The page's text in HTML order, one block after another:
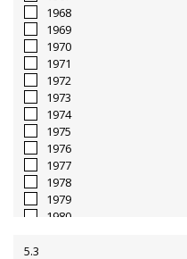
1968
1969
1970
1971
1972
1973
1974
1975
1976
1977
1978
1979
1980
5.3